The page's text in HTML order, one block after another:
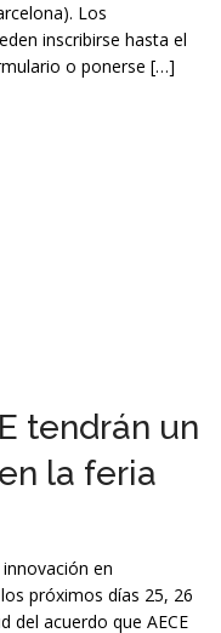
Los
inscribirse hasta el
o ponerse […]
tendrán un
la feria
en
próximos días 25, 26
del acuerdo que AECE